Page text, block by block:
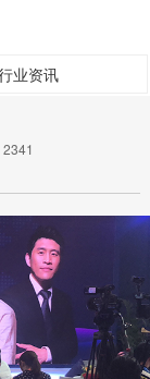
业资讯
2341